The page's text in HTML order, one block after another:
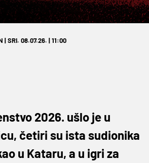
| SRI. 08.07.26. | 11:00
2026. ušlo je u
četiri su ista sudionika
u Kataru, a u igri za